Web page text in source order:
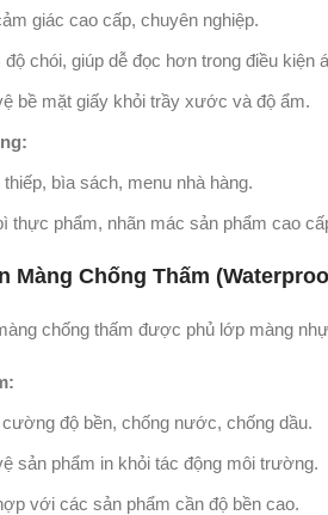
giác cao cấp, chuyên nghiệp.
độ chói, giúp dễ đọc hơn trong điều kiện
bề mặt giấy khỏi trầy xước và độ ẩm.
thiếp, bìa sách, menu nhà hàng.
thực phẩm, nhãn mác sản phẩm cao
Màng Chống Thấm
chống thấm được phủ lớp màng
độ bền, chống nước, chống dầu.
sản phẩm in khỏi tác động môi trường.
với các sản phẩm cần độ bền cao.